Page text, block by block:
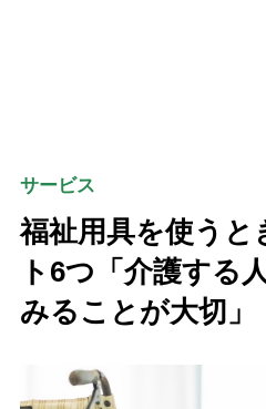
サービス
福祉用具を使うと
ト6つ「介護する
みることが大切」